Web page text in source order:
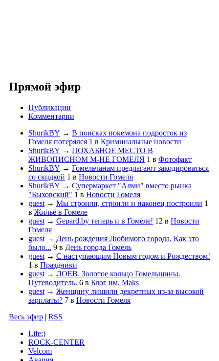
Прямой эфир
Публикации
Комментарии
ShurikBY → В поисках покемона подросток из
Гомеля потерялся 1 в Криминальные новости
ShurikBY → ПОХАБНОЕ МЕСТО В
ЖИВОПИСНОМ М-НЕ ГОМЕЛЯ 1 в Фотофакт
ShurikBY → Гомельчанам предлагают закодироваться
со скидкой 1 в Новости Гомеля
ShurikBY → Супермаркет "Алми" вместо рынка
"Быховский" 1 в Новости Гомеля
guest → Мы строили, строили и наконец построили 1
в Жильё в Гомеле
guest → Gepard.by теперь и в Гомеле! 12 в Новости
Гомеля
guest → День рождения Любимого города. Как это
было... 9 в День города Гомель
guest → С наступающим Новым годом и Рождеством!
1 в Праздники
guest → ЛОЕВ. Золотое кольцо Гомельщины.
Путеводитель. 6 в Блог им. Maks
guest → Женщину лишили декретных из-за высокой
зарплаты? 7 в Новости Гомеля
Весь эфир | RSS
Life:)
ROCK-CENTER
Velcom